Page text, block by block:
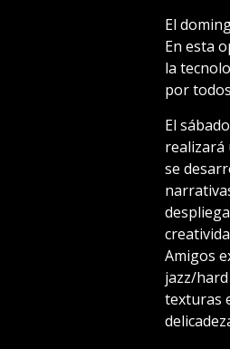
El
En esta
la
por todos
El
realizará
se
Amigos
jazz/
texturas